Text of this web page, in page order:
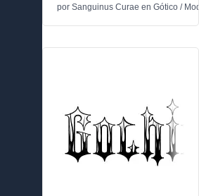
por Sanguinus Curae en Gótico /